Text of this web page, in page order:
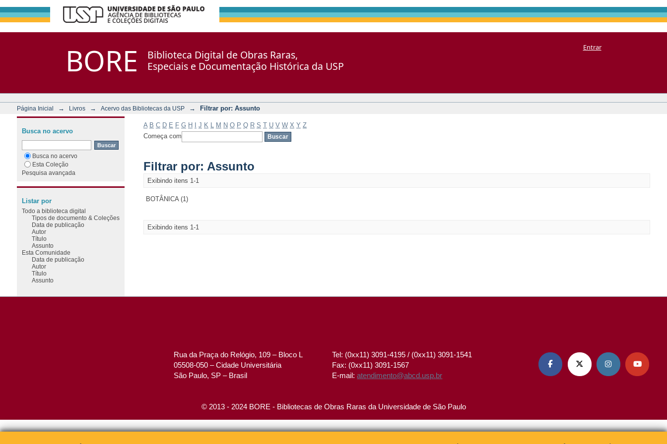
BORE
Biblioteca Digital de Obras Raras,
Especiais e Documentação Histórica da USP
Entrar
Página Inicial → Livros → Acervo das Bibliotecas da USP → Filtrar por: Assunto
A B C D E F G H J K M N O P Q R S T U V W X Y Z
Começa com
Filtrar por: Assunto
Exibindo itens 1-1
BOTÂNICA (1)
Exibindo itens 1-1
Busca no acervo
Busca no acervo
Esta Coleção
Pesquisa avançada
Listar por
Todo a biblioteca digital
Tipos de documento & Coleções
Data de publicação
Autor
Título
Assunto
Esta Comunidade
Data de publicação
Autor
Título
Assunto
Rua da Praça do Relógio, 109 – Bloco L
05508-050 – Cidade Universitária
São Paulo, SP – Brasil
Tel: (0xx11) 3091-4195 / (0xx11) 3091-1541
Fax: (0xx11) 3091-1567
E-mail:atendimento@abcd.usp.br
   
© 2013 - 2024 BORE - Bibliotecas de Obras Raras da Universidade de São Paulo